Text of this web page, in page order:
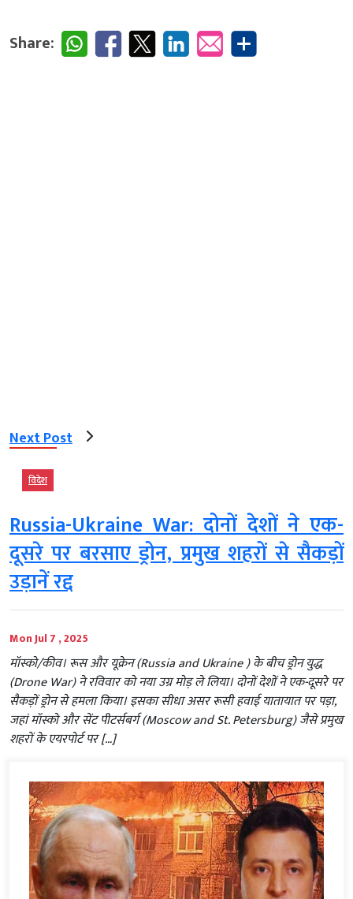
Share:
Next Post
विदेश
Russia-Ukraine War: दोनों देशों ने एक-
दूसरे पर बरसाए ड्रोन, प्रमुख शहरों से सैकड़ों
उड़ानें रद्द
Mon Jul 7 , 2025
मॉस्को/कीव। रूस और यूक्रेन (Russia and Ukraine ) के बीच ड्रोन युद्ध
(Drone War) ने रविवार को नया उग्र मोड़ ले लिया। दोनों देशों ने एक-दूसरे पर
सैकड़ों ड्रोन से हमला किया। इसका सीधा असर रूसी हवाई यातायात पर पड़ा,
जहां मॉस्को और सेंट पीटर्सबर्ग (Moscow and St. Petersburg) जैसे प्रमुख
शहरों के एयरपोर्ट पर […]